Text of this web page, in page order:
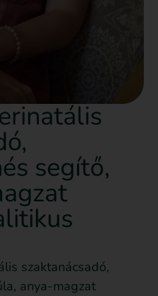
segítő,
szaktanácsadó,
anya-magzat